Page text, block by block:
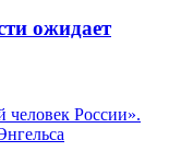
ожидает